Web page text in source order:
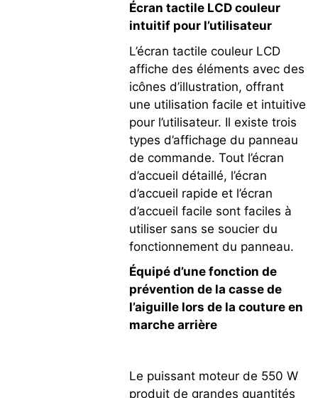
Écran tactile LCD couleur
intuitif pour l’utilisateur
L’écran tactile couleur LCD
affiche des éléments avec des
icônes d’illustration, offrant
une utilisation facile et intuitive
pour l’utilisateur. Il existe trois
types d’affichage du panneau
de commande. Tout l’écran
d’accueil détaillé, l’écran
d’accueil rapide et l’écran
d’accueil facile sont faciles à
utiliser sans se soucier du
fonctionnement du panneau.
Équipé d’une fonction de
prévention de la casse de
l’aiguille lors de la couture en
marche arrière
Le puissant moteur de 550 W
produit de grandes quantités